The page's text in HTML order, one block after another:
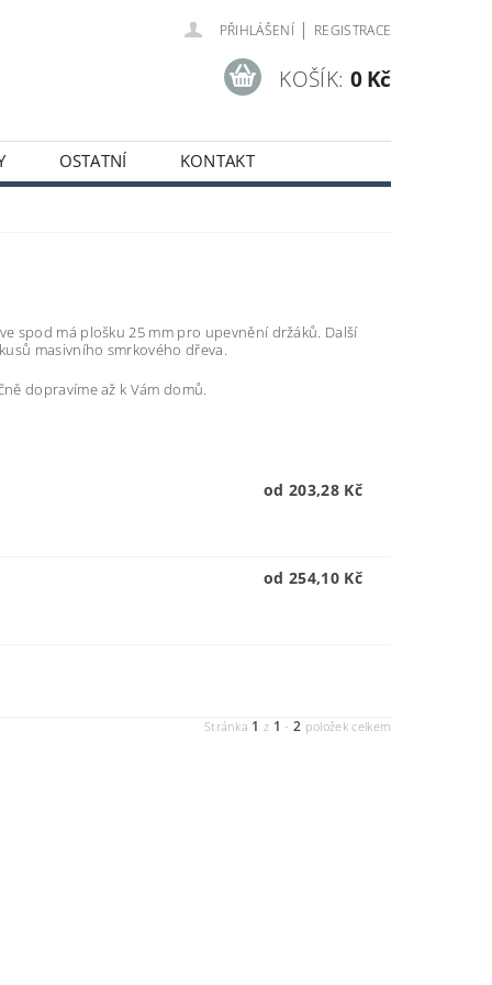
PŘIHLÁŠENÍ | REGISTRACE
KOŠÍK: 0 Kč
OSTATNÍ
KONTAKT
spod má plošku 25 mm pro upevnění držáků. Další
masivního smrkového dřeva.
dopravíme až k Vám domů.
od 203,28 Kč
od 254,10 Kč
Stránka 1 z 1 -2 položek celkem